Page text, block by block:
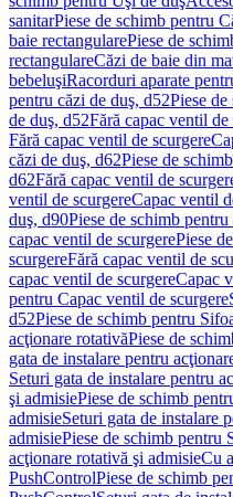
sanitarPiese de schimb pentru
baie rectangularePiese de
rectangulareCăzi de baie din
bebeluşiRacorduri aparate
pentru căzi de duş, d52Piese
de duş, d52Fără capac ventil de
Fără capac ventil de scurgere
căzi de duş, d62Piese de
d62Fără capac ventil de
ventil de scurgereCapac ventil
duş, d90Piese de schimb
capac ventil de scurgerePiese
scurgereFără capac ventil de
capac ventil de scurgereCapac
pentru Capac ventil de scurgere
d52Piese de schimb pentru
acţionare rotativăPiese de
gata de instalare pentru
Seturi gata de instalare pentru
şi admisiePiese de schimb
admisieSeturi gata de instalare
admisiePiese de schimb pentru
acţionare rotativă şi admisieCu
PushControlPiese de schimb